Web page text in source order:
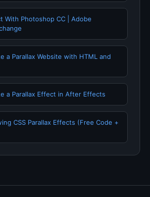
With Photoshop CC | Adobe
a Parallax Website with HTML and
a Parallax Effect in After Effects
CSS Parallax Effects (Free Code +